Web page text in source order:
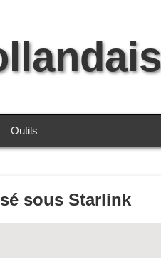
Outils
sous Starlink